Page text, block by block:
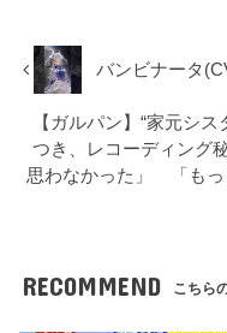
バンビナータ
【ガルパン】“家元シ
つき、レコーディング
思わなかった」 「もっ
RECOMMEND こちら